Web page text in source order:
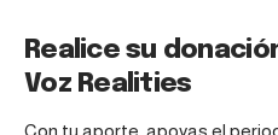
Realice su
Voz Realities
Con tu aporte, apoyas el